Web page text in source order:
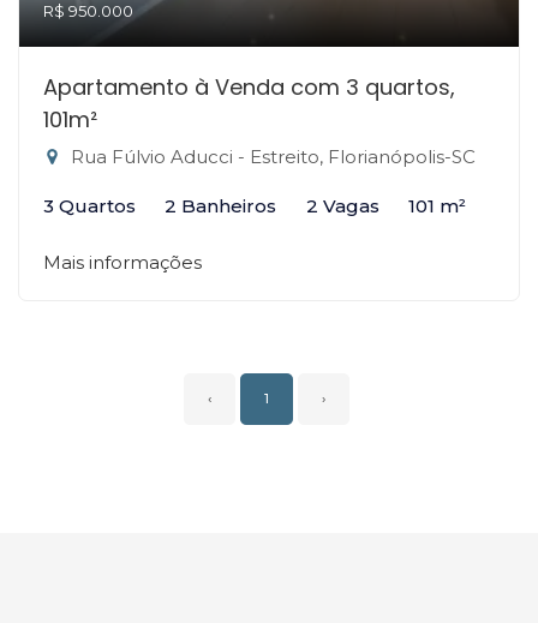
R$ 950.000
Apartamento à Venda com 3 quartos,
101m²
Rua Fúlvio Aducci - Estreito, Florianópolis-SC
3 Quartos 2 Banheiros 2 Vagas 101 m²
Mais informações
‹ 1 ›